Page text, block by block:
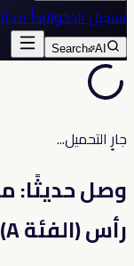
تسجيل الدخولابدأ
Search AI
جارٍ التحميل...
وصل حديثًا:
رأس (الفئة A)